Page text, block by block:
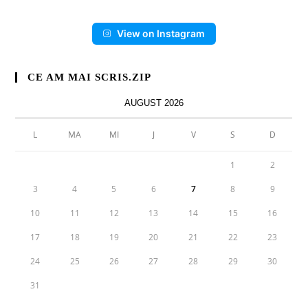
View on Instagram
CE AM MAI SCRIS.ZIP
AUGUST 2026
L MA MI J V S D
1 2
3 4 5 6 7 8 9
10 11 12 13 14 15 16
17 18 19 20 21 22 23
24 25 26 27 28 29 30
31